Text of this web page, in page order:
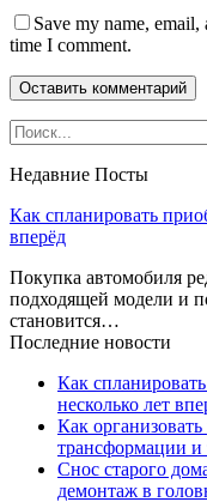
Save my name,
time I comment.
Недавние Посты
Как спланировать
вперёд
Покупка автомобиля
подходящей модели и
становится…
Последние новости
Как
несколько лет
Как
трансформации
Снос старого
демонтаж в